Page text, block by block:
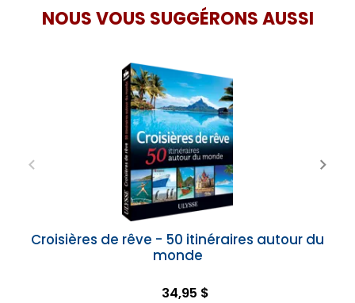
NOUS VOUS SUGGÉRONS AUSSI
Croisières de rêve - 50 itinéraires autour du
monde
34,95 $